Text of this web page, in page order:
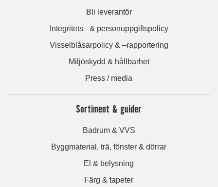
Bli leverantör
Integritets– & personuppgiftspolicy
Visselblåsarpolicy & –rapportering
Miljöskydd & hållbarhet
Press / media
Sortiment & guider
Badrum & VVS
Byggmaterial, trä, fönster & dörrar
El & belysning
Färg & tapeter